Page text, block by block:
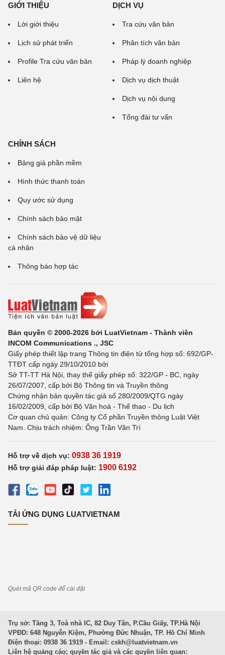
GIỚI THIỆU
Lời giới thiệu
Lịch sử phát triển
Profile Tra cứu văn bản
Liên hệ
DỊCH VỤ
Tra cứu văn bản
Phân tích văn bản
Pháp lý doanh nghiệp
Dịch vụ dịch thuật
Dịch vụ nội dung
Tổng đài tư vấn
CHÍNH SÁCH
Bảng giá phần mềm
Hình thức thanh toán
Quy ước sử dụng
Chính sách bảo mật
Chính sách bảo vệ dữ liệu
cá nhân
Thông báo hợp tác
Bản quyền © 2000-2026 bởi LuatVietnam - Thành viên
INCOM Communications ., JSC
Giấy phép thiết lập trang Thông tin điện tử tổng hợp số: 692/GP-
TTĐT cấp ngày 29/10/2010 bởi
Sở TT-TT Hà Nội, thay thế giấy phép số: 322/GP - BC, ngày
26/07/2007, cấp bởi Bộ Thông tin và Truyền thông
Chứng nhận bản quyền tác giả số 280/2009/QTG ngày
16/02/2009, cấp bởi Bộ Văn hoá - Thể thao - Du lịch
Cơ quan chủ quản: Công ty Cổ phần Truyền thông Luật Việt
Nam. Chịu trách nhiệm: Ông Trần Văn Trí
Hỗ trợ về dịch vụ: 0938 36 1919
Hỗ trợ giải đáp pháp luật: 1900 6192
TẢI ỨNG DỤNG LUATVIETNAM
Quét mã QR code để cài đặt
Trụ sở: Tầng 3, Toà nhà IC, 82 Duy Tân, P.Cầu Giấy, TP.Hà Nội
VPĐD: 648 Nguyễn Kiệm, Phường Đức Nhuận, TP. Hồ Chí Minh
Điện thoại: 0938 36 1919 - Email: cskh@luatvietnam.vn
Liên hệ quảng cáo; quyền tác giả và các quyền liên quan: